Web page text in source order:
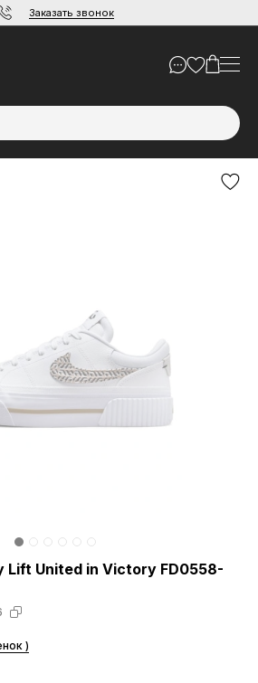
Заказать звонок
Lift United in Victory FD0558-
)